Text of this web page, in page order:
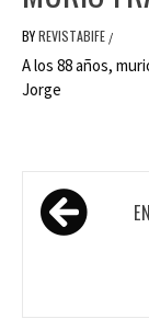
BYREVISTABIFE /
A los 88 años,
Jorge
de